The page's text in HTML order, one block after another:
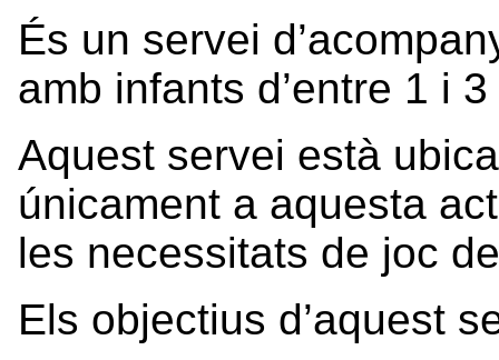
És un servei
amb infants d’entre 1 i
Aquest servei està
únicament a aquesta
les necessitats de joc
Els objectius d’aquest